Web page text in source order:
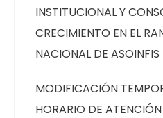
INSTITUCIONAL Y
CRECIMIENTO EN EL
NACIONAL DE ASOINFIS
MODIFICACIÓN
HORARIO DE ATENCIÓN